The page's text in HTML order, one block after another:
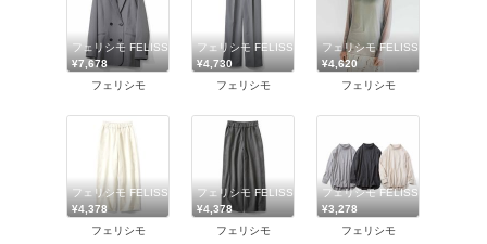
フェリシモ FELISSIMO
¥7,678
フェリシモ
フェリシモ FELISSIMO
¥4,730
フェリシモ
フェリシモ FELISSIMO
¥4,620
フェリシモ
フェリシモ FELISSIMO
¥4,378
フェリシモ
フェリシモ FELISSIMO
¥4,378
フェリシモ
フェリシモ FELISSIMO
¥3,278
フェリシモ